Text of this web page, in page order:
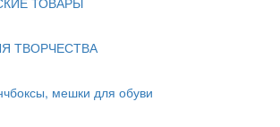
ТВОРЧЕСТВА
мешки для обуви